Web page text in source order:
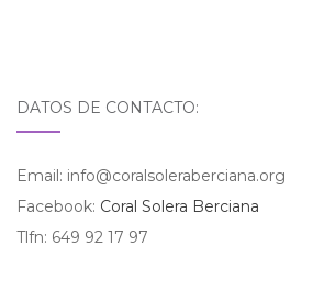
DATOS DE CONTACTO:
Email: info@coralsoleraberciana.org
Facebook: Coral Solera Berciana
Tlfn: 649 92 17 97